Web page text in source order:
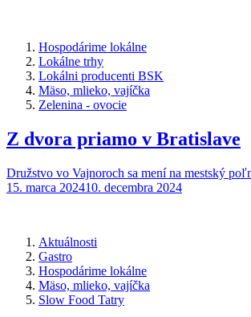
Hospodárime lokálne
Lokálne trhy
Lokálni producenti BSK
Mäso, mlieko, vajíčka
Zelenina - ovocie
Z dvora priamo v Bratislave
Družstvo vo Vajnoroch sa mení na mestský
15. marca 202410. decembra 2024
Aktuálnosti
Gastro
Hospodárime lokálne
Mäso, mlieko, vajíčka
Slow Food Tatry